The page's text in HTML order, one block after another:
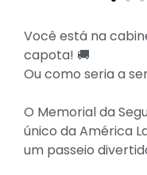
Você está na
capota! 🚚
Ou como seria a
O Memorial da
único da América
um passeio